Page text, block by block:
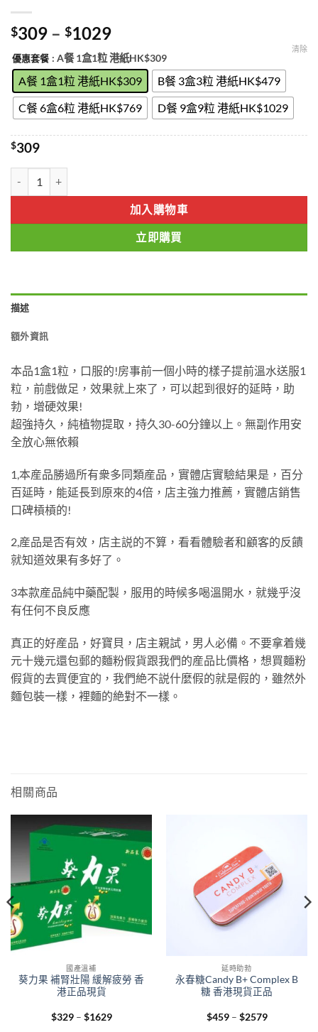
$309 – $1029Price
range:
$309
through
$1029
優惠套餐 : A餐 1盒1粒 港紙HK$309
A餐 1盒1粒 港紙HK$309
B餐 3盒3粒 港紙HK$479
C餐 6盒6粒 港紙HK$769
D餐 9盒9粒 港紙HK$1029
清除
$309
加入購物車
立即購買
描述
額外資訊
本品1盒1粒，口服的!房事前一個小時的樣子提前溫水送服1
粒，前戲做足，效果就上來了，可以起到很好的延時，助
勃，增硬效果!
超強持久，純植物提取，持久30-60分鐘以上。無副作用安
全放心無依賴
1,本産品勝過所有衆多同類産品，實體店實驗結果是，百分
百延時，能延長到原來的4倍，店主強力推薦，實體店銷售
口碑槓槓的!
2,産品是否有效，店主説的不算，看看體驗者和顧客的反饋
就知道效果有多好了。
3本款産品純中藥配製，服用的時候多喝溫開水，就幾乎沒
有任何不良反應
真正的好産品，好寶貝，店主親試，男人必備。不要拿着幾
元十幾元還包郵的麵粉假貨跟我們的産品比價格，想買麵粉
假貨的去買便宜的，我們絶不説什麼假的就是假的，雖然外
麵包裝一樣，裡麵的絶對不一樣。
相關商品
國產溫補
葵力果 補腎壯陽 緩解疲勞 香
港正品現貨
$329 – $1629Price
延時助勃
永春糖Candy B+ Complex B
糖 香港現貨正品
$459 – $2579Price